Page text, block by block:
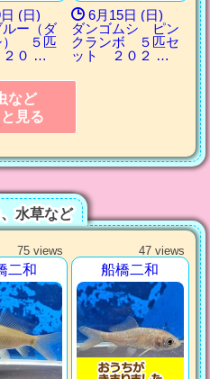
(日)
ルー（ダ
） ５匹
０ …
6月15日 (日)
ダンゴムシ ピン
クランボ ５匹セ
ット ２０２ …
など
見る
水草など
75 views
二和
47 views
船橋二和